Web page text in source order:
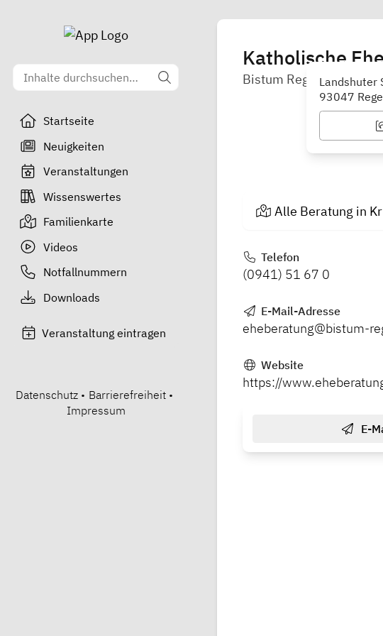
Startseite
Neuigkeiten
Veranstaltungen
Wissenswertes
Familienkarte
Videos
Notfallnummern
Downloads
Veranstaltung eintragen
Datenschutz • Barrierefreiheit •
Impressum
Katholische
Bistum Regensburg
Landshuter
93047
Alle Beratung in
Telefon
(0941) 51 67 0
E-Mail-Adresse
eheberatung@bistum-
Website
https://
E-